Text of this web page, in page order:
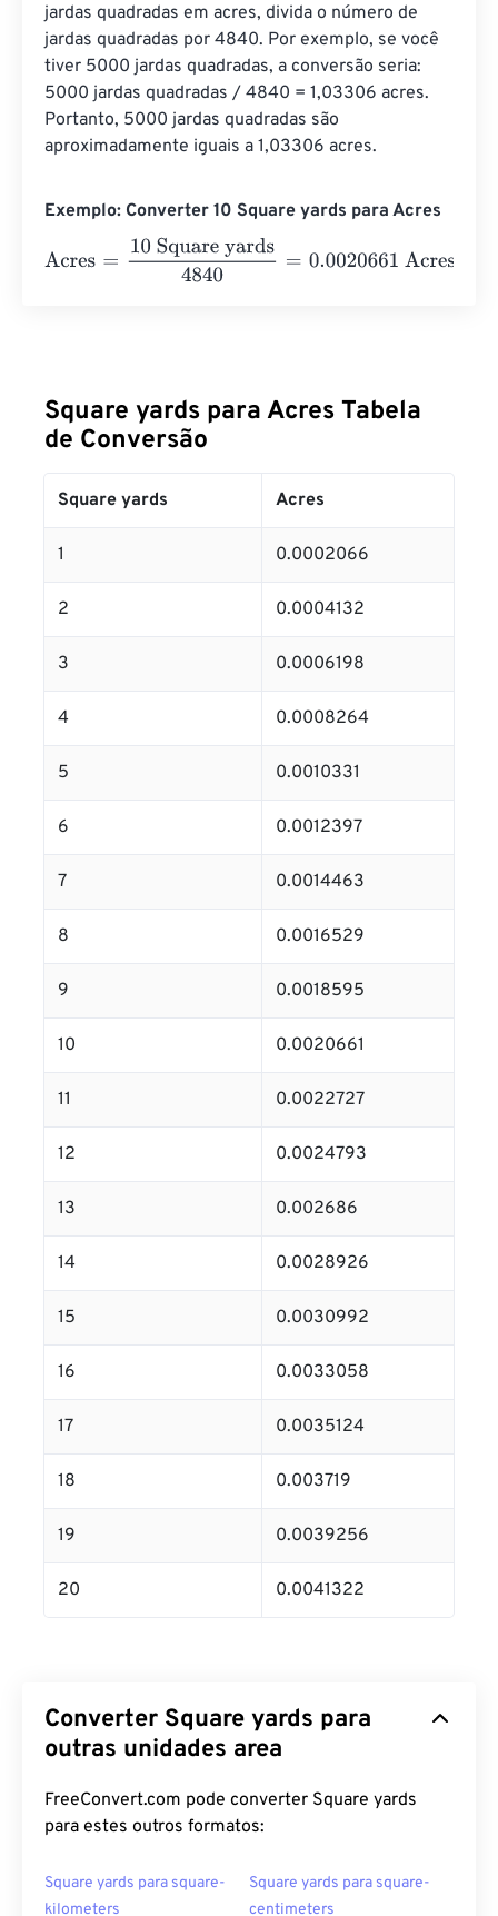
jardas quadradas em acres, divida o número de
jardas quadradas por 4840. Por exemplo, se você
tiver 5000 jardas quadradas, a conversão seria:
5000 jardas quadradas / 4840 = 1,03306 acres.
Portanto, 5000 jardas quadradas são
aproximadamente iguais a 1,03306 acres.
Exemplo: Converter 10 Square yards para Acres
Acres
10 Square yards4840= 0.0020661 Acres
Square yards para Acres Tabela
de Conversão
Square yards Acres
1 0.0002066
2 0.0004132
3 0.0006198
4 0.0008264
5 0.0010331
6 0.0012397
7 0.0014463
8 0.0016529
9 0.0018595
10 0.0020661
11 0.0022727
12 0.0024793
13 0.002686
14 0.0028926
15 0.0030992
16 0.0033058
17 0.0035124
18 0.003719
19 0.0039256
20 0.0041322
Converter Square yards para
outras unidades area
FreeConvert.com pode converter Square yards
para estes outros formatos:
Square yards para square-
kilometers
Square yards para square-
centimeters